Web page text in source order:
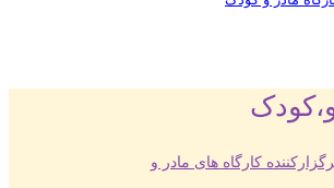
کارگاه های مادر و